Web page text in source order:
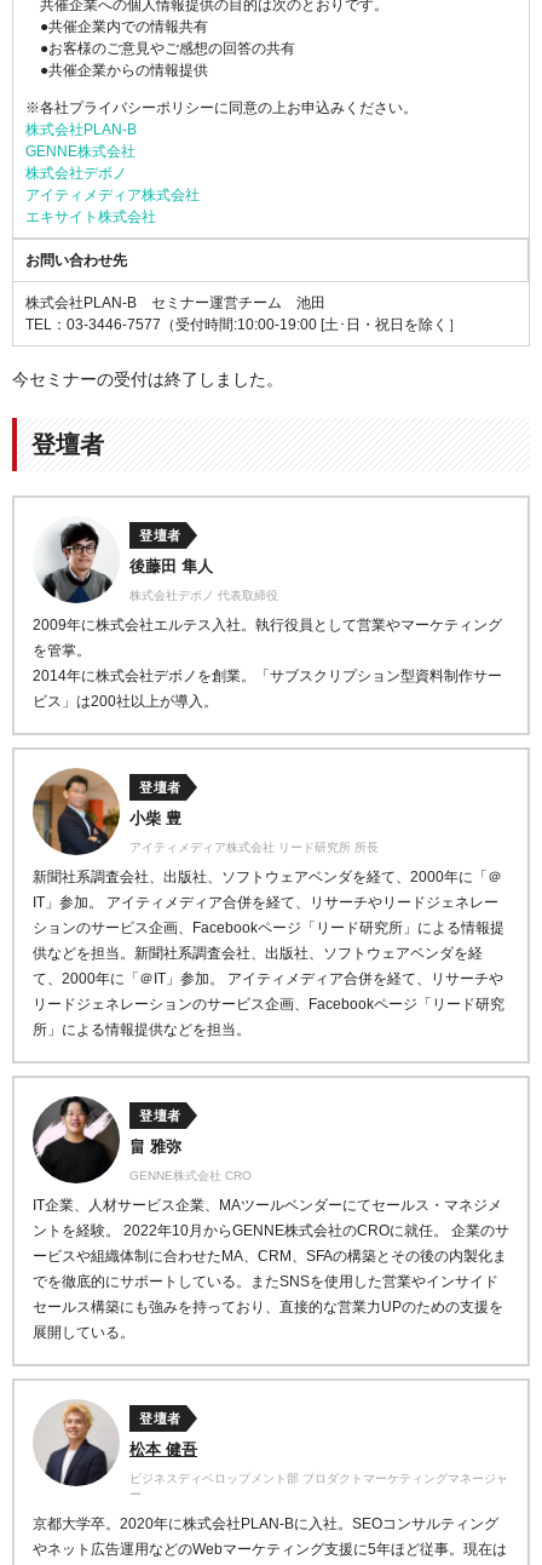
共催企業への個人情報提供の目的は次のとおりです。
●共催企業内での情報共有
●お客様のご意見やご感想の回答の共有
●共催企業からの情報提供
※各社プライバシーポリシーに同意の上お申込みください。
株式会社PLAN-B
GENNE株式会社
株式会社デボノ
アイティメディア株式会社
エキサイト株式会社
お問い合わせ先
株式会社PLAN-B セミナー運営チーム 池田
TEL：03-3446-7577 （受付時間:10:00-19:00 [土･日・祝日を除く］
今セミナーの受付は終了しました。
登壇者
登壇者
後藤田 隼人
株式会社デボノ 代表取締役
2009年に株式会社エルテス入社。執行役員として営業やマーケティング
を管掌。
2014年に株式会社デボノを創業。「サブスクリプション型資料制作サー
ビス」は200社以上が導入。
登壇者
小柴 豊
アイティメディア株式会社 リード研究所 所長
新聞社系調査会社、出版社、ソフトウェアベンダを経て、2000年に「＠
IT」参加。 アイティメディア合併を経て、リサーチやリードジェネレー
ションのサービス企画、Facebookページ「リード研究所」による情報提
供などを担当。新聞社系調査会社、出版社、ソフトウェアベンダを経
て、2000年に「＠IT」参加。 アイティメディア合併を経て、リサーチや
リードジェネレーションのサービス企画、Facebookページ「リード研究
所」による情報提供などを担当。
登壇者
畠 雅弥
GENNE株式会社 CRO
IT企業、人材サービス企業、MAツールベンダーにてセールス・マネジメ
ントを経験。 2022年10月からGENNE株式会社のCROに就任。 企業のサ
ービスや組織体制に合わせたMA、CRM、SFAの構築とその後の内製化ま
でを徹底的にサポートしている。またSNSを使用した営業やインサイド
セールス構築にも強みを持っており、直接的な営業力UPのための支援を
展開している。
登壇者
松本 健吾
ビジネスディベロップメント部 プロダクトマーケティングマネージャ
ー
京都大学卒。2020年に株式会社PLAN-Bに入社。SEOコンサルティング
やネット広告運用などのWebマーケティング支援に5年ほど従事。現在は